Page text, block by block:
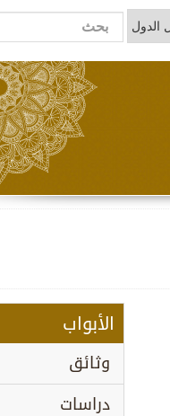
الأبواب
وثائق
دراسات